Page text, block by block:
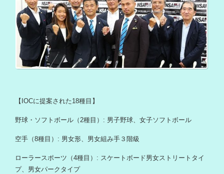
【IOCに提案された18種目】
野球・ソフトボール（2種目）: 男子野球、女子ソフトボール
空手（8種目）: 男女形、男女組み手３階級
ローラースポーツ（4種目）: スケートボード男女ストリートタイ
プ、男女パークタイプ